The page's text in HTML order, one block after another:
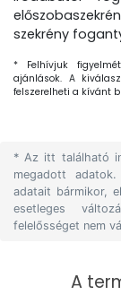
szekrény
* Felhívjuk
ajánlások. A
felszerelheti a kívánt
* Az itt található
megadott
adatait bármikor,
esetleges
felelősséget nem
A